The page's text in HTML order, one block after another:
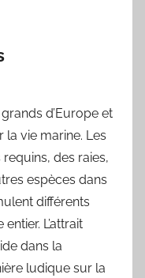
d’Europe et
la vie marine. Les
des raies,
espèces dans
différents
L’attrait
dans la
ludique sur la